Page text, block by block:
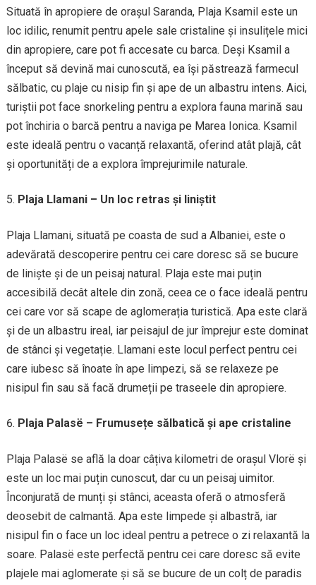
Situată în apropiere de orașul Saranda, Plaja Ksamil este un
loc idilic, renumit pentru apele sale cristaline și insulițele mici
din apropiere, care pot fi accesate cu barca. Deși Ksamil a
început să devină mai cunoscută, ea își păstrează farmecul
sălbatic, cu plaje cu nisip fin și ape de un albastru intens. Aici,
turiștii pot face snorkeling pentru a explora fauna marină sau
pot închiria o barcă pentru a naviga pe Marea Ionica. Ksamil
este ideală pentru o vacanță relaxantă, oferind atât plajă, cât
și oportunități de a explora împrejurimile naturale.
Plaja Llamani – Un loc retras și liniștit
Plaja Llamani, situată pe coasta de sud a Albaniei, este o
adevărată descoperire pentru cei care doresc să se bucure
de liniște și de un peisaj natural. Plaja este mai puțin
accesibilă decât altele din zonă, ceea ce o face ideală pentru
cei care vor să scape de aglomerația turistică. Apa este clară
și de un albastru ireal, iar peisajul de jur împrejur este dominat
de stânci și vegetație. Llamani este locul perfect pentru cei
care iubesc să înoate în ape limpezi, să se relaxeze pe
nisipul fin sau să facă drumeții pe traseele din apropiere.
Plaja Palasë – Frumusețe sălbatică și ape cristaline
Plaja Palasë se află la doar câțiva kilometri de orașul Vlorë și
este un loc mai puțin cunoscut, dar cu un peisaj uimitor.
Înconjurată de munți și stânci, aceasta oferă o atmosferă
deosebit de calmantă. Apa este limpede și albastră, iar
nisipul fin o face un loc ideal pentru a petrece o zi relaxantă la
soare. Palasë este perfectă pentru cei care doresc să evite
plajele mai aglomerate și să se bucure de un colț de paradis